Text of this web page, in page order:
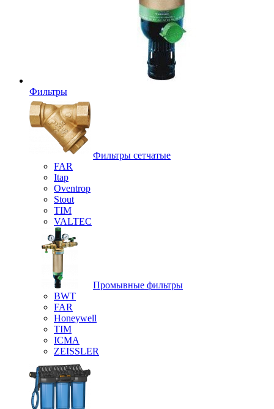
Фильтры
Фильтры сетчатые
FAR
Itap
Oventrop
Stout
TIM
VALTEC
Промывные фильтры
BWT
FAR
Honeywell
TIM
ICMA
ZEISSLER